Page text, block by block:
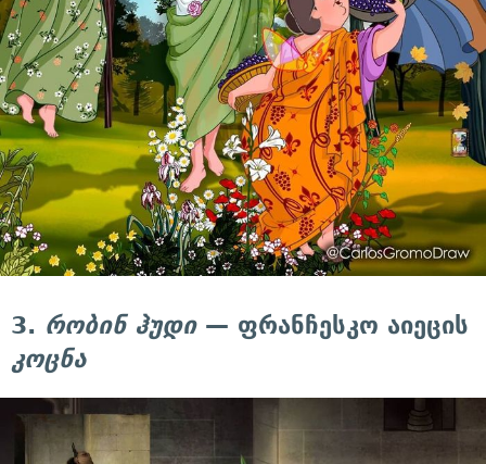
3. რობინ ჰუდი— ფრანჩესკო აიეცის
კოცნა